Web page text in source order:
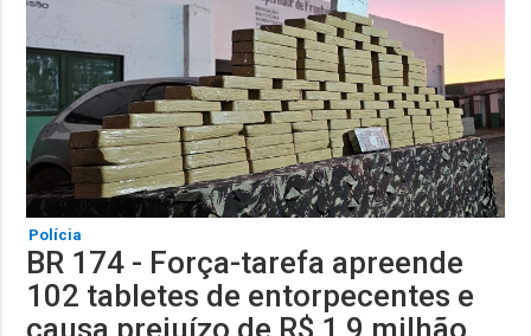
Polícia
BR 174 - Força-tarefa apreende
102 tabletes de entorpecentes e
causa prejuízo de R$ 1,9 milhão